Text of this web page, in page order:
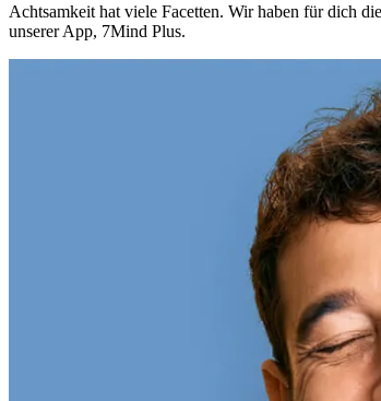
Achtsamkeit hat viele Facetten. Wir haben für dich
unserer App, 7Mind Plus.